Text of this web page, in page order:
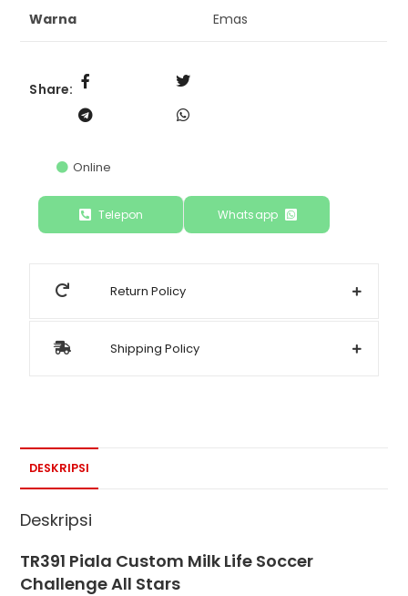
Warna Emas
Share:
Online
Telepon Whatsapp
Return Policy
Shipping Policy
DESKRIPSI
Deskripsi
TR391 Piala Custom Milk Life Soccer
Challenge All Stars